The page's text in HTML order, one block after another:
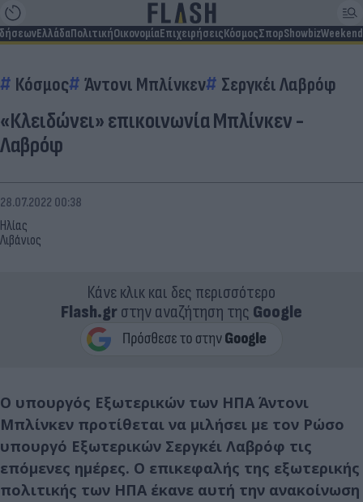
ΕλλάδαΠολιτικήΟικονομίαΕπιχειρήσειςΚόσμοςΣπορShowbizWeekend
Κόσμος Άντονι Μπλίνκεν Σεργκέι Λαβρόφ
«Κλειδώνει» επικοινωνία Μπλίνκεν -
Λαβρόφ
Ηλίας
Λιβάνιος
28.07.2022 00:38
Κάνε κλικ και δες περισσότερο
Flash.grστην αναζήτηση της Google
Ο υπουργός Εξωτερικών των ΗΠΑ Άντονι
Μπλίνκεν προτίθεται να μιλήσει με τον Ρώσο
υπουργό Εξωτερικών Σεργκέι Λαβρόφ τις
επόμενες ημέρες. Ο επικεφαλής της εξωτερικής
πολιτικής των ΗΠΑ έκανε αυτή την ανακοίνωση